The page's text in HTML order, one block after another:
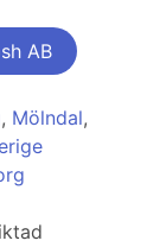
AB
, Mölndal,